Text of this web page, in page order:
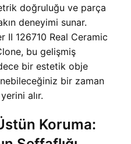
doğruluğu ve parça
deneyimi sunar.
II 126710 Real Ceramic
bu gelişmiş
bir estetik obje
bir zaman
alır.
Koruma: